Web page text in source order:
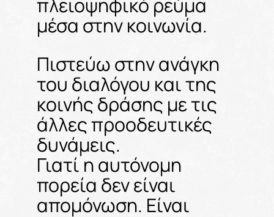
μέσα στην κοινωνία.
Πιστεύω στην ανάγκη
του διαλόγου και της
κοινής δράσης με τις
άλλες προοδευτικές
δυνάμεις.
Γιατί η αυτόνομη
πορεία δεν είναι
απομόνωση. Είναι